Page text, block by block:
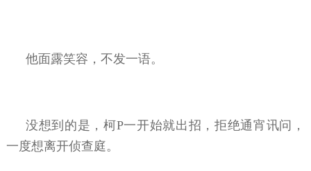
他面露笑容，不发一语。
没想到的是，柯P一开始就出招，拒绝通宵讯问，
一度想离开侦查庭。